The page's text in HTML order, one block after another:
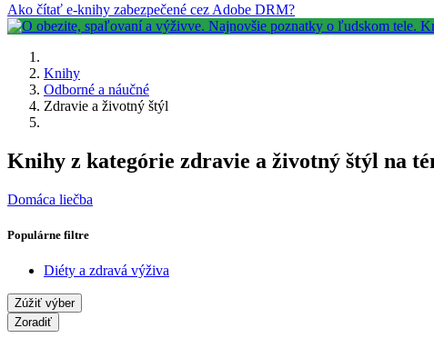
Ako čítať e-knihy zabezpečené cez Adobe DRM?
Knihy
Odborné a náučné
Zdravie a životný štýl
Knihy z kategórie zdravie a životný štýl na
Domáca liečba
Populárne filtre
Diéty a zdravá výživa
Zúžiť výber
Zoradiť